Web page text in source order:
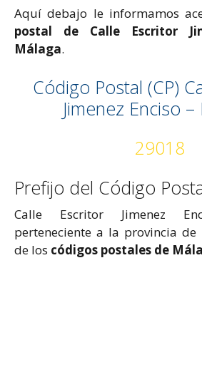
Aquí debajo le informamos
postal de Calle Escritor
Málaga.
Código Postal (CP)
Jimenez Enciso –
29018
Prefijo del Código
Calle Escritor Jimenez
perteneciente a la provincia
de los códigos postales de